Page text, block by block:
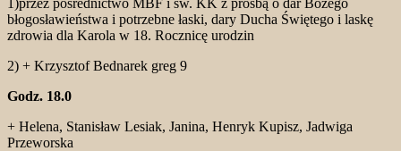
błogosławieństwa i potrzebne łaski, dary Ducha Świętego i laskę
zdrowia dla Karola w 18. Rocznicę urodzin
2) + Krzysztof Bednarek greg 9
Godz. 18.0
+ Helena, Stanisław Lesiak, Janina, Henryk Kupisz, Jadwiga
Przeworska